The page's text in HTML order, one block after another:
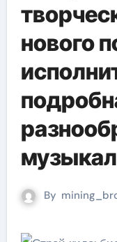
нового
By